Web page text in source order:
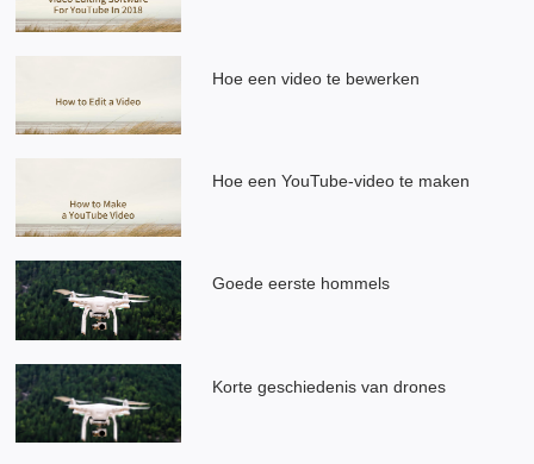
Hoe een video te bewerken
Hoe een YouTube-video te maken
Goede eerste hommels
Korte geschiedenis van drones